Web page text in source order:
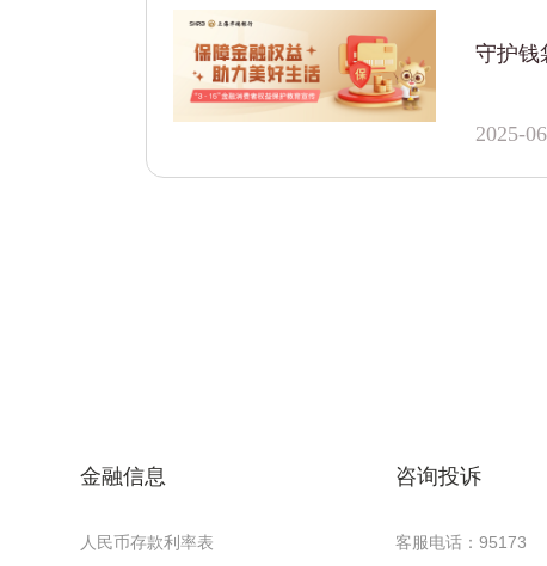
守护钱
2025-
金融信息
人民币存款利率表
咨询投诉
客服电话：95173